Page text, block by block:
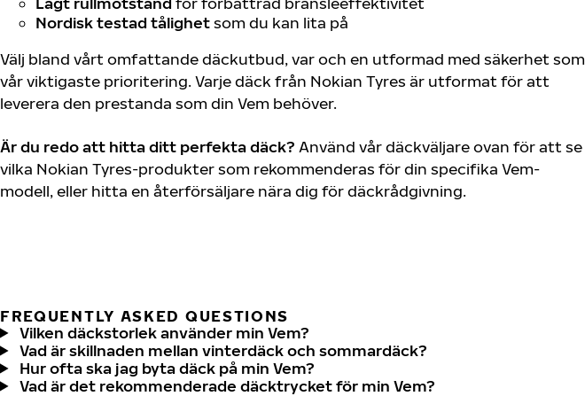
Nordisk testad tålighetsom du kan lita på
Välj bland vårt omfattande däckutbud, var och en utformad med säkerhet som
vår viktigaste prioritering. Varje däck från Nokian Tyres är utformat för att
leverera den prestanda som din Vem behöver.
Är du redo att hitta ditt perfekta däck? Använd vår däckväljare ovan för att se
vilka Nokian Tyres-produkter som rekommenderas för din specifika Vem-
modell, eller hitta en återförsäljare nära dig för däckrådgivning.
FREQUENTLY ASKED QUESTIONS
Vilken däckstorlek använder min Vem?
Vad är skillnaden mellan vinterdäck och sommardäck?
Hur ofta ska jag byta däck på min Vem?
Vad är det rekommenderade däcktrycket för min Vem?